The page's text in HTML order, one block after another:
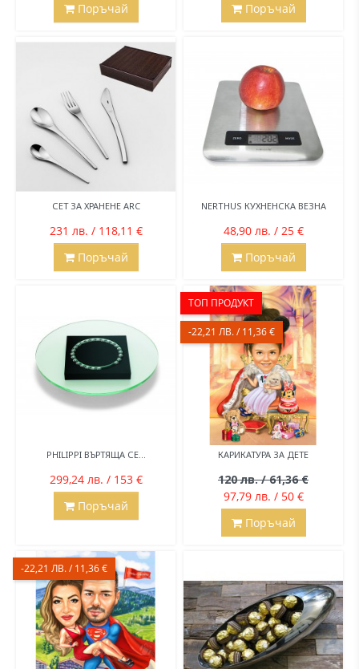
Поръчай
Поръчай
СЕТ ЗА ХРАНЕНЕ ARC
231 лв. / 118,11 €
Поръчай
NERTHUS КУХНЕНСКА ВЕЗНА
48,90 лв. / 25 €
Поръчай
PHILIPPI ВЪРТЯЩА СЕ...
299,24 лв. / 153 €
Поръчай
КАРИКАТУРА ЗА ДЕТЕ
120 лв. / 61,36 €
97,79 лв. / 50 €
ТОП ПРОДУКТ
-22,21 ЛВ. / 11,36 €
Поръчай
-22,21 ЛВ. / 11,36 €